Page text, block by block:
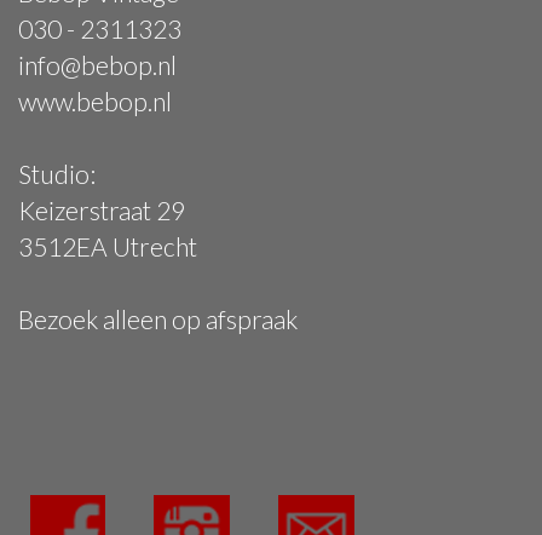
030 - 2311323
info@bebop.nl
www.bebop.nl
Studio:
Keizerstraat 29
3512EA Utrecht
Bezoek alleen op afspraak